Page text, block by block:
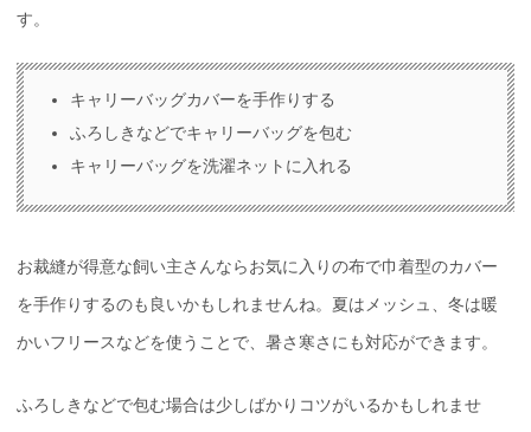
す。
キャリーバッグカバーを手作りする
ふろしきなどでキャリーバッグを包む
キャリーバッグを洗濯ネットに入れる
お裁縫が得意な飼い主さんならお気に入りの布で巾着型のカバー
を手作りするのも良いかもしれませんね。夏はメッシュ、冬は暖
かいフリースなどを使うことで、暑さ寒さにも対応ができます。
ふろしきなどで包む場合は少しばかりコツがいるかもしれませ